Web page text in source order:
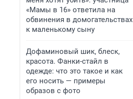
«Мамы в 16» ответила на
обвинения в домогательствах
к маленькому сыну
Дофаминовый шик, блеск,
красота. Фанки-стайл в
одежде: что это такое и как
его носить — примеры
образов с фото